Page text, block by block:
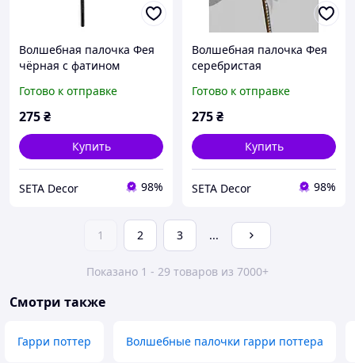
Волшебная палочка Фея
чёрная с фатином
Готово к отправке
275₴
Купить
SETA Decor 98%
Волшебная палочка Фея
серебристая
Готово к отправке
275₴
Купить
SETA Decor 98%
1 2 3 ...
Показано 1 - 29 товаров из 7000+
Смотри также
Гарри поттер Волшебные палочки гарри поттера